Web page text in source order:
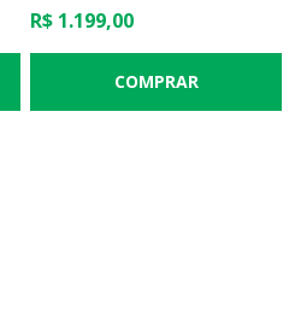
R$ 1.199,00